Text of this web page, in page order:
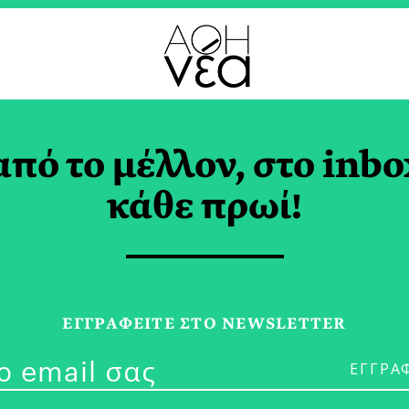
και
Κουφονήσια
το μέλλον, στο
κάθε πρωί!
ΕΓΓPΑΦΕΙΤΕ ΣΤΟ NEWSLETTER